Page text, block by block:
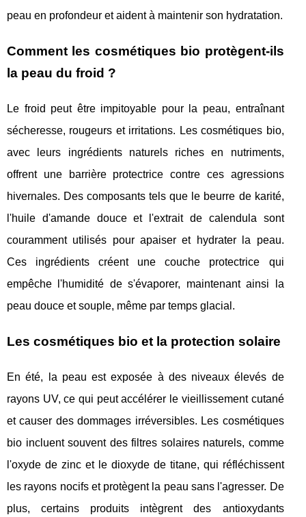
peau en profondeur et aident à maintenir son hydratation.
Comment les cosmétiques bio protègent-ils
la peau du froid ?
Le froid peut être impitoyable pour la peau, entraînant
sécheresse, rougeurs et irritations. Les cosmétiques bio,
avec leurs ingrédients naturels riches en nutriments,
offrent une barrière protectrice contre ces agressions
hivernales. Des composants tels que le beurre de karité,
l'huile d'amande douce et l'extrait de calendula sont
couramment utilisés pour apaiser et hydrater la peau.
Ces ingrédients créent une couche protectrice qui
empêche l'humidité de s'évaporer, maintenant ainsi la
peau douce et souple, même par temps glacial.
Les cosmétiques bio et la protection solaire
En été, la peau est exposée à des niveaux élevés de
rayons UV, ce qui peut accélérer le vieillissement cutané
et causer des dommages irréversibles. Les cosmétiques
bio incluent souvent des filtres solaires naturels, comme
l'oxyde de zinc et le dioxyde de titane, qui réfléchissent
les rayons nocifs et protègent la peau sans l'agresser. De
plus, certains produits intègrent des antioxydants